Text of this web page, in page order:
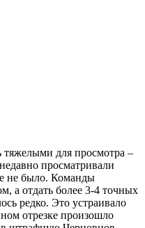
тяжелыми для просмотра –
просматривали
не было. Команды
а отдать более 3-4 точных
редко. Это устраивало
отрезке произошло